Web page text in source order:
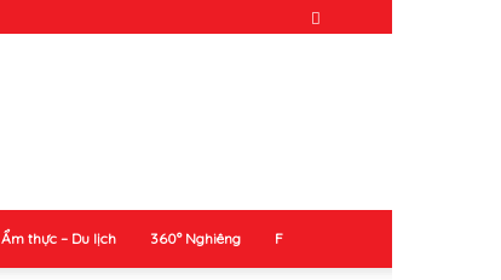
Ẩm thực – Du lịch 360° Nghiêng F